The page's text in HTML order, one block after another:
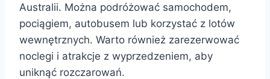
Australii. Można podróżować samochodem,
pociągiem, autobusem lub korzystać z lotów
wewnętrznych. Warto również zarezerwować
noclegi i atrakcje z wyprzedzeniem, aby
uniknąć rozczarowań.